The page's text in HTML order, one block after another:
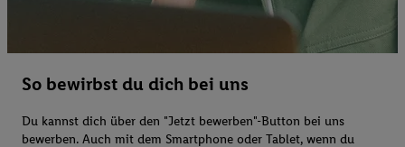
So bewirbst du dich bei uns
Du kannst dich über den "Jetzt bewerben"-Button bei uns
bewerben. Auch mit dem Smartphone oder Tablet, wenn du